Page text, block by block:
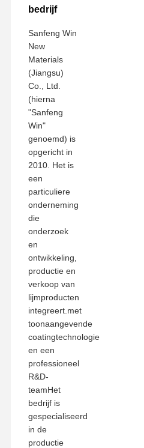
bedrijf
Sanfeng Win
New
Materials
(Jiangsu)
Co., Ltd.
(hierna
"Sanfeng
Win"
genoemd) is
opgericht in
2010. Het is
een
particuliere
onderneming
die
onderzoek
en
ontwikkeling,
productie en
verkoop van
lijmproducten
integreert.met
toonaangevende
coatingtechnologie
en een
professioneel
R&D-
teamHet
bedrijf is
gespecialiseerd
in de
productie